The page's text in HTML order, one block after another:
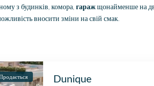
з будинків, комора, гаражщонайменше на
вносити зміни на свій смак.
Dunique